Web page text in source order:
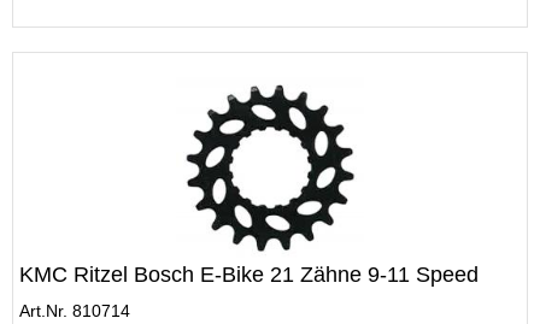
KMC Ritzel Bosch E-Bike 21 Zähne 9-11 Speed
Art.Nr. 810714